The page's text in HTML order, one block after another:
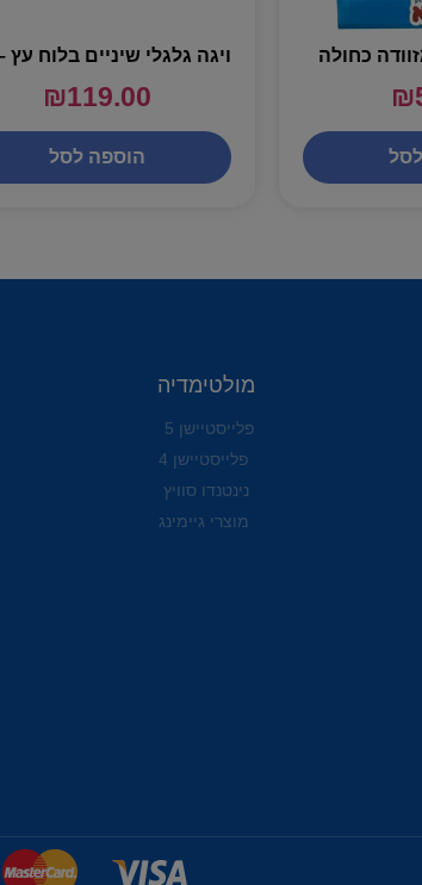
כחולה
₪
₪119.00
הוספה לסל
מולטימדיה
פלייסטיישן 5
פלייסטיישן 4
נינטנדו סוויץ
מוצרי גיימינג